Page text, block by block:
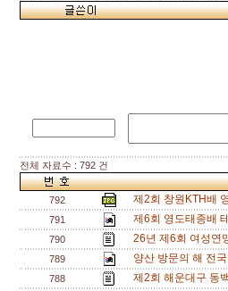
전체 자료수 : 792 건
792 제2회 창원KTH배
791 제6회 영도태종배
790 26년 제6회 여성연
789 양산 방문의 해 전
788 제2회 해운대구 동